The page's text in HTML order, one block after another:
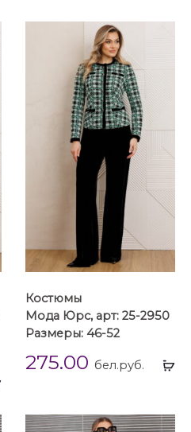
Выбрать
Костюмы
Мода Юрс, арт: 25-2950
Размеры: 46-52
275.00 бел.руб.